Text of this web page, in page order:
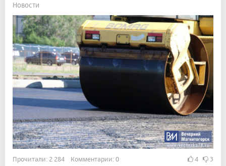
Новости
Прочитали: 2 284 Комментарии: 0 4 3